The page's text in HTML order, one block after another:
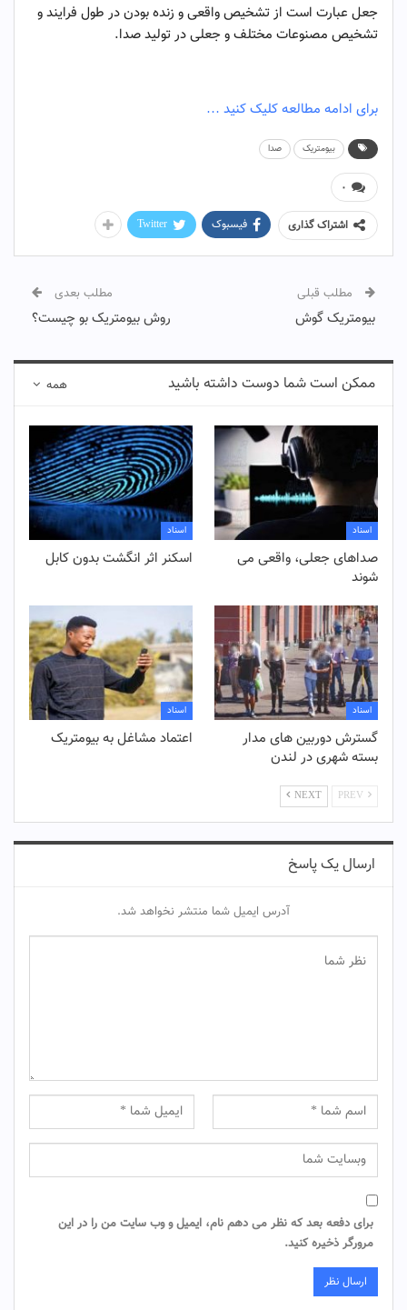
جعل عبارت است از تشخیص واقعی و زنده بودن در طول فرایند و
تشخیص مصنوعات مختلف و جعلی در تولید صدا.
برای ادامه مطالعه کلیک کنید …
بیومتریک صدا
۰
اشتراک گذاری فیسبوک Twitter
مطلب قبلی
بیومتریک گوش
مطلب بعدی
روش بیومتریک بو چیست؟
همه ممکن است شما دوست داشته باشید
اسناد
صداهای جعلی، واقعی می
شوند
اسناد
اسکنر اثر انگشت بدون کابل
اسناد
گسترش دوربین های مدار
بسته شهری در لندن
اسناد
اعتماد مشاغل به بیومتریک
NEXT
ارسال یک پاسخ
آدرس ایمیل شما منتشر نخواهد شد.
برای دفعه بعد که نظر می دهم نام، ایمیل و وب سایت من را در این
مرورگر ذخیره کنید.